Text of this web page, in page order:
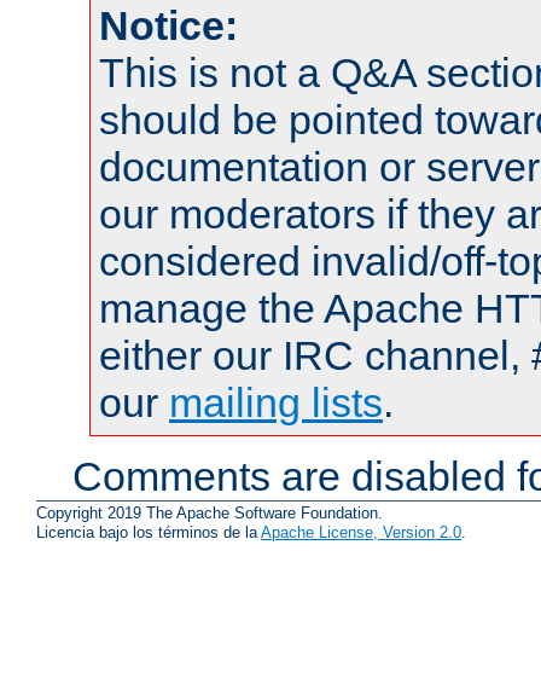
Notice:
This is not a Q&A
should be pointed
documentation or
our moderators if they
considered invalid/off-
manage the Apache
either our IRC channel,
our mailing lists.
Comments are disabled
Copyright 2019 The Apache Software Foundation.
Licencia bajo los términos de laApache License, Version 2.0.